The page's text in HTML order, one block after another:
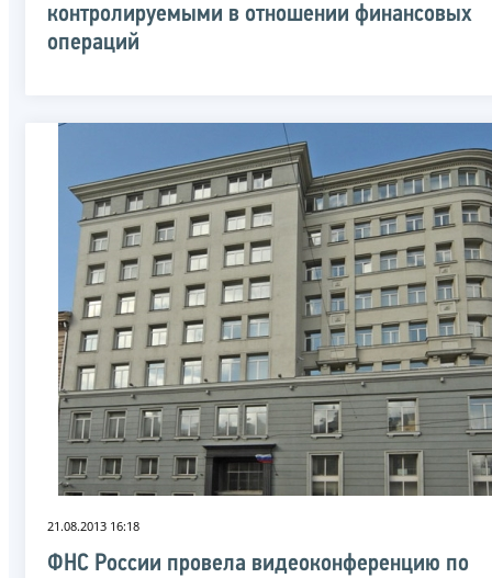
контролируемыми в отношении финансовых
операций
21.08.2013 16:18
ФНС России провела видеоконференцию по